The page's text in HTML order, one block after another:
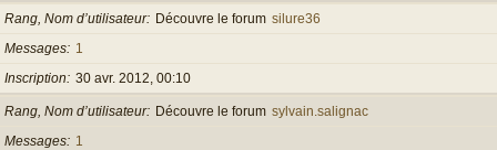
Rang, Nom d’utilisateur Découvre le forum silure36
Messages
1
Inscription
30 avr. 2012, 00:10
Rang, Nom d’utilisateur Découvre le forum sylvain.salignac
Messages
1